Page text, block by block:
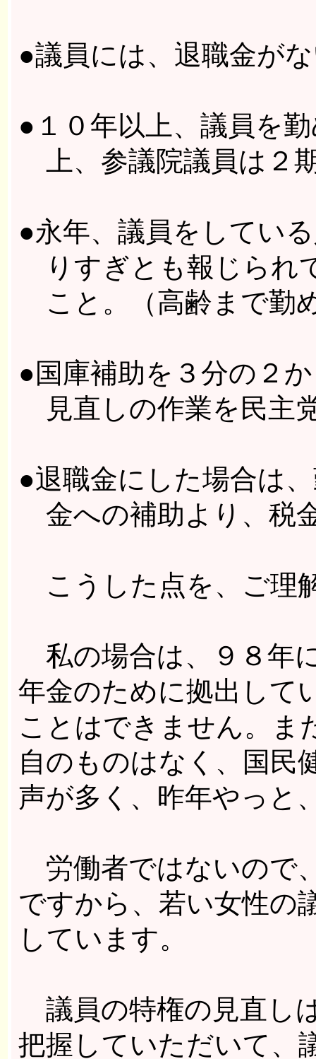
●議員には、退職金が
●１０年以上、議員を
上、参議院議員は２
●永年、議員をしてい
りすぎとも報じられ
こと。（高齢まで勤
●国庫補助を３分の２
見直しの作業を民主
●退職金にした場合は
金への補助より、税
こうした点を、ご理
私の場合は、９８年
年金のために拠出して
ことはできません。ま
自のものはなく、国民
声が多く、昨年やっと
労働者ではないので
ですから、若い女性の
しています。
議員の特権の見直し
把握していただいて、